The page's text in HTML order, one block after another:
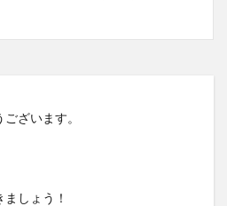
ざいます。
しょう！